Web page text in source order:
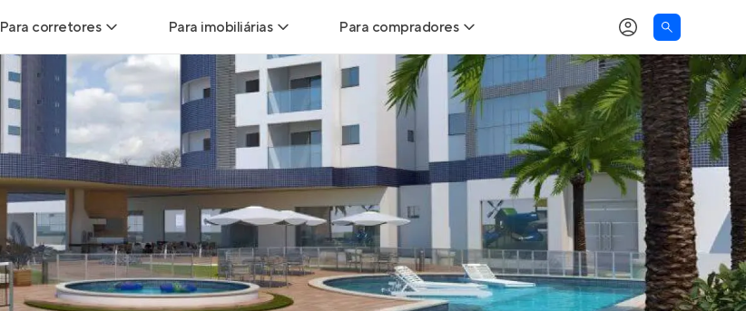
Para corretores
Leads para Corretores
Corretor+
Parcerias imobiliárias
Hub de Corretores
Perfil Verificado
Para imobiliárias
Leads para Imobiliárias
Hub de imobiliárias
Anunciar imóveis
Para compradores
Buscar um imóvel novo
Calcule seu Poder de Compra
Comprar x Alugar
Correção do INCC
Simulador de Financiamento